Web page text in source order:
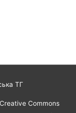
ТГ
Commons